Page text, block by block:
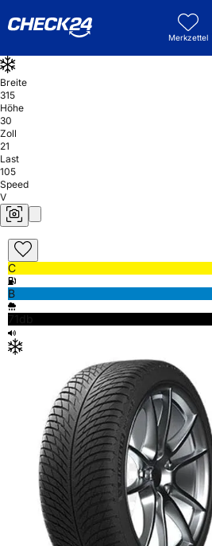
Merkzettel
Breite
315
Höhe
30
Zoll
21
Last
105
Speed
V
C
B
71db